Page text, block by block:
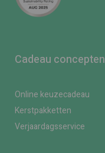
Cadeau concepten
Online keuzecadeau
Kerstpakketten
Verjaardagsservice